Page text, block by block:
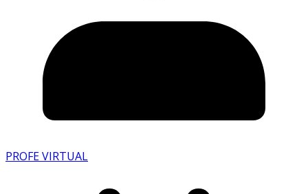
PROFE VIRTUAL